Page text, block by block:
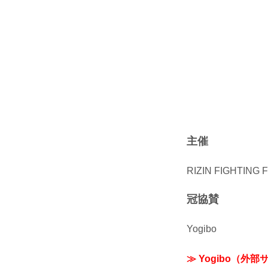
主催
RIZIN FIGHTING
冠協賛
Yogibo
≫ Yogibo（外部サ